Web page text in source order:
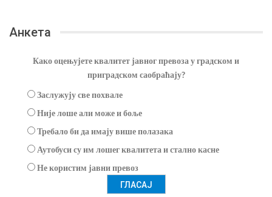
Анкета
Како оцењујете квалитет јавног превоза у градском и
приградском саобраћају?
Заслужују све похвале
Није лоше али може и боље
Требало би да имају више полазака
Аутобуси су им лошег квалитета и стално касне
Не користим јавни превоз